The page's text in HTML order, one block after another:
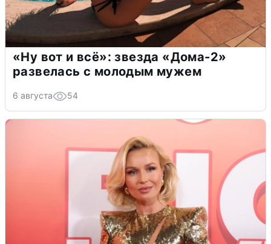
«Ну вот и всё»: звезда «Дома-2»
развелась с молодым мужем
6 августа 54